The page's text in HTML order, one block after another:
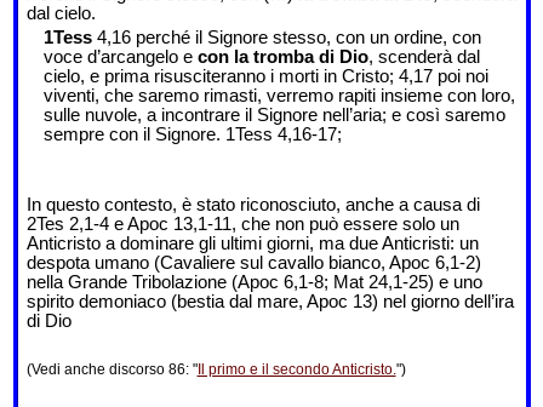
dal cielo.
1Tess4,16 perché il Signore stesso, con un ordine, con
voce d’arcangelo e con la tromba di Dio, scenderà dal
cielo, e prima risusciteranno i morti in Cristo; 4,17 poi noi
viventi, che saremo rimasti, verremo rapiti insieme con loro,
sulle nuvole, a incontrare il Signore nell’aria; e così saremo
sempre con il Signore. 1Tess 4,16-17;
In questo contesto, è stato riconosciuto, anche a causa di
2Tes 2,1-4 e Apoc 13,1-11, che non può essere solo un
Anticristo a dominare gli ultimi giorni, ma due Anticristi: un
despota umano (Cavaliere sul cavallo bianco, Apoc 6,1-2)
nella Grande Tribolazione (Apoc 6,1-8; Mat 24,1-25) e uno
spirito demoniaco (bestia dal mare, Apoc 13) nel giorno dell’ira
di Dio
(Vedi anche discorso 86: "Il primo e il secondo Anticristo.")